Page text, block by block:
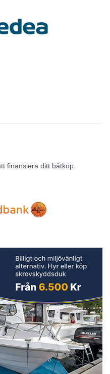
finansiera ditt båtköp.